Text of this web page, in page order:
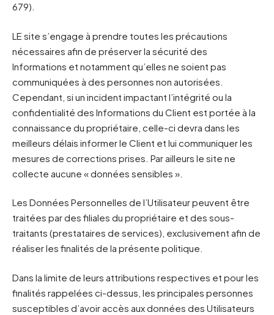
679).
LE site s’engage à prendre toutes les précautions
nécessaires afin de préserver la sécurité des
Informations et notamment qu’elles ne soient pas
communiquées à des personnes non autorisées.
Cependant, si un incident impactant l’intégrité ou la
confidentialité des Informations du Client est portée à la
connaissance du propriétaire, celle-ci devra dans les
meilleurs délais informer le Client et lui communiquer les
mesures de corrections prises. Par ailleurs le site ne
collecte aucune « données sensibles ».
Les Données Personnelles de l’Utilisateur peuvent être
traitées par des filiales du propriétaire et des sous-
traitants (prestataires de services), exclusivement afin de
réaliser les finalités de la présente politique.
Dans la limite de leurs attributions respectives et pour les
finalités rappelées ci-dessus, les principales personnes
susceptibles d’avoir accès aux données des Utilisateurs